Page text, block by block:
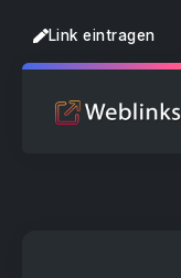
Link eintragen